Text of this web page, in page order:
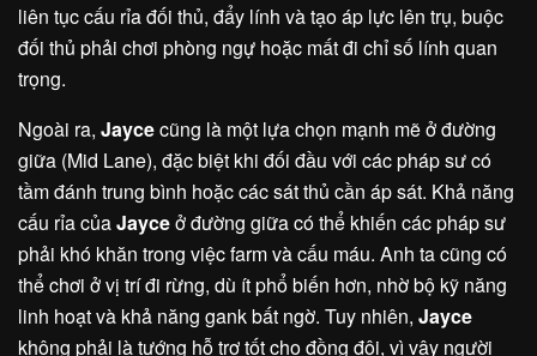
liên tục cấu rỉa đối thủ, đẩy lính và tạo áp lực lên trụ, buộc
đối thủ phải chơi phòng ngự hoặc mất đi chỉ số lính quan
trọng.
Ngoài ra, Jaycecũng là một lựa chọn mạnh mẽ ở đường
giữa (Mid Lane), đặc biệt khi đối đầu với các pháp sư có
tầm đánh trung bình hoặc các sát thủ cần áp sát. Khả năng
cấu rỉa củaJayceở đường giữa có thể khiến các pháp sư
phải khó khăn trong việc farm và cấu máu. Anh ta cũng có
thể chơi ở vị trí đi rừng, dù ít phổ biến hơn, nhờ bộ kỹ năng
linh hoạt và khả năng gank bất ngờ. Tuy nhiên, Jayce
không phải là tướng hỗ trợ tốt cho đồng đội, vì vậy người